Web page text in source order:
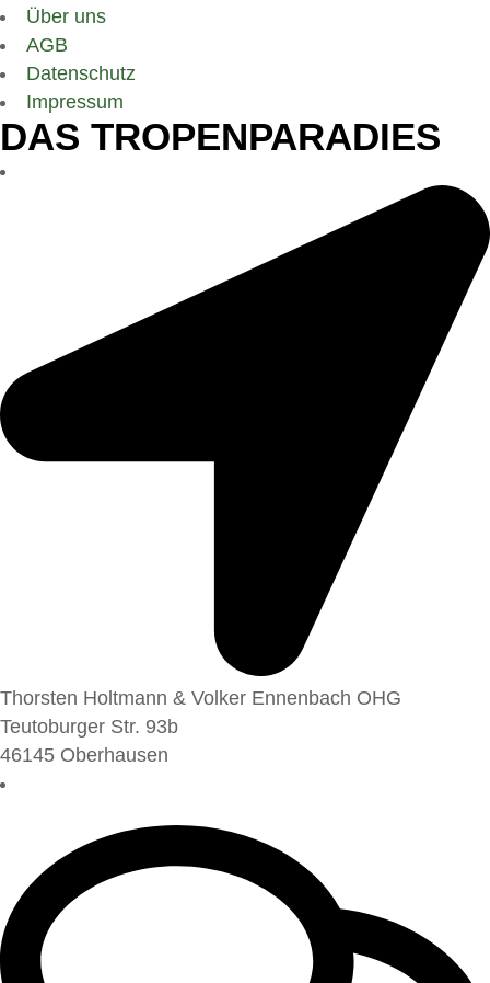
Über uns
AGB
Datenschutz
Impressum
DAS TROPENPARADIES
Thorsten Holtmann & Volker Ennenbach OHG
Teutoburger Str. 93b
46145 Oberhausen